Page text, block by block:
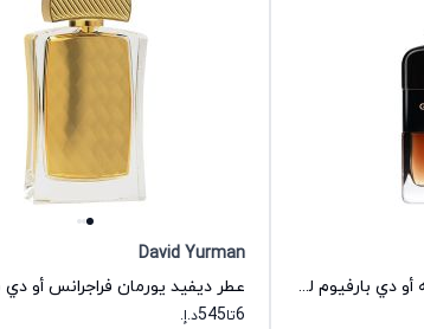
عطر جنتلمان ريزيرف بريفيه أو دي بارفيوم للرجال جيفنشي
David Yurman
6تا545د.إ.